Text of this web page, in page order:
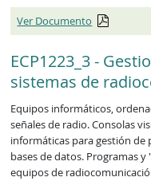
Ver Documento
ECP1223_3 -
sistemas de
Equipos informáticos,
señales de radio. Consolas
informáticas para gestión
bases de datos. Programas
equipos de